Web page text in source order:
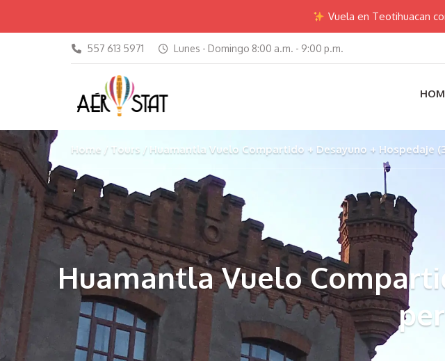
Vuela en Teotihuacan
557 613 5971 Lunes - Domingo 8:00 a.m. - 9:00 p.m.
Home Tours Huamantla Vuelo Compartido + Desayuno + Hospedaje
Huamantla Vuelo